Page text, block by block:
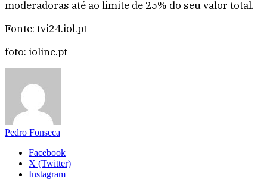
moderadoras até ao limite de 25% do seu valor total.
Fonte: tvi24.iol.pt
foto: ioline.pt
Pedro Fonseca
Facebook
X (Twitter)
Instagram